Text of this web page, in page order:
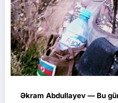
Əkram Abdullayev — Bu